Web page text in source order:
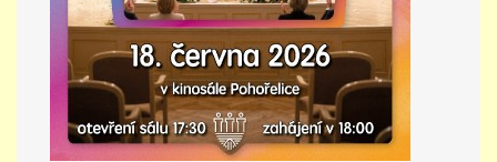
© 2026 eStránky.cz |Tisk|Nahoru ↑